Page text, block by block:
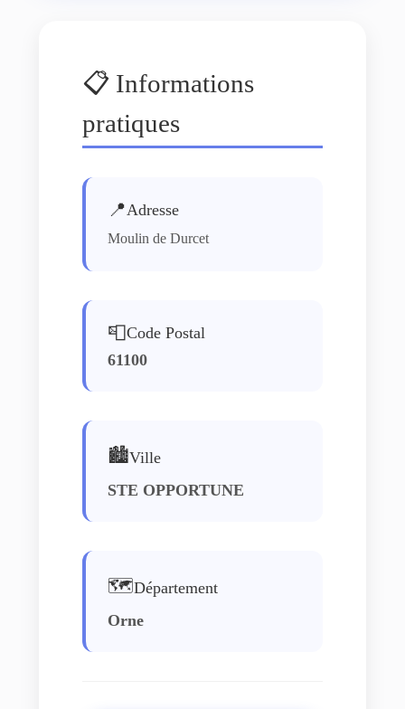
📋 Informations
pratiques
📍Adresse
Moulin de Durcet
📮Code Postal
61100
🏙️Ville
STE OPPORTUNE
🗺️Département
Orne